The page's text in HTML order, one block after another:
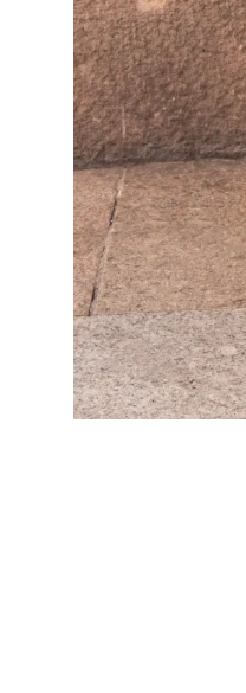
Necesarias
Estas
cookies no
son
opcionales.
Son
necesarias
para que
funcione la
web.
Estadísticas
Para que
podamos